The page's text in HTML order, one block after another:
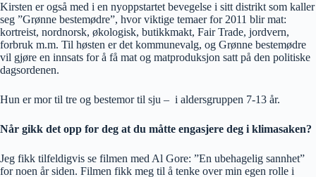
Kirsten er også med i en nyoppstartet bevegelse i sitt distrikt som kaller
seg ”Grønne bestemødre”, hvor viktige temaer for 2011 blir mat:
kortreist, nordnorsk, økologisk, butikkmakt, Fair Trade, jordvern,
forbruk m.m. Til høsten er det kommunevalg, og Grønne bestemødre
vil gjøre en innsats for å få mat og matproduksjon satt på den politiske
dagsordenen.
Hun er mor til tre og bestemor til sju – i aldersgruppen 7-13 år.
Når gikk det opp for deg at du måtte engasjere deg i klimasaken?
Jeg fikk tilfeldigvis se filmen med Al Gore: ”En ubehagelig sannhet”
for noen år siden. Filmen fikk meg til å tenke over min egen rolle i